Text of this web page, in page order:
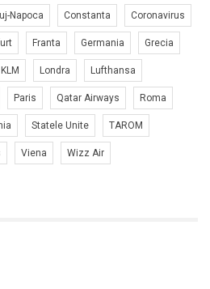
Napoca Constanta Coronavirus
Franta Germania Grecia
KLM Londra Lufthansa
Paris Qatar Airways Roma
Statele Unite TAROM
Viena Wizz Air